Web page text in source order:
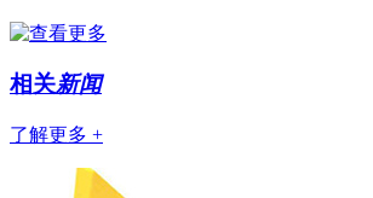
相关新闻
了解更多 +